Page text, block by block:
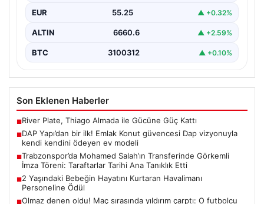
EUR 55.25 ▲ +0.32%
ALTIN 6660.6 ▲ +2.59%
BTC 3100312 ▲ +0.10%
Son Eklenen Haberler
■River Plate, Thiago Almada ile Gücüne Güç Kattı
■DAP Yapı’dan bir ilk! Emlak Konut güvencesi Dap vizyonuyla
kendi kendini ödeyen ev modeli
■Trabzonspor’da Mohamed Salah’ın Transferinde Görkemli
İmza Töreni: Taraftarlar Tarihi Ana Tanıklık Etti
■2 Yaşındaki Bebeğin Hayatını Kurtaran Havalimanı
Personeline Ödül
■Olmaz denen oldu! Maç sırasında yıldırım çarptı: O futbolcu